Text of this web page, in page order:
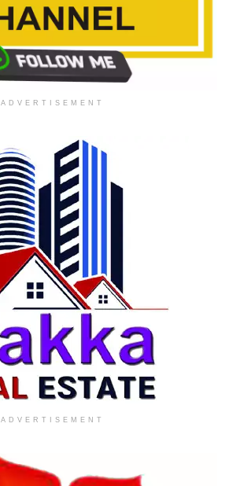
ADVERTISEMENT
ADVERTISEMENT